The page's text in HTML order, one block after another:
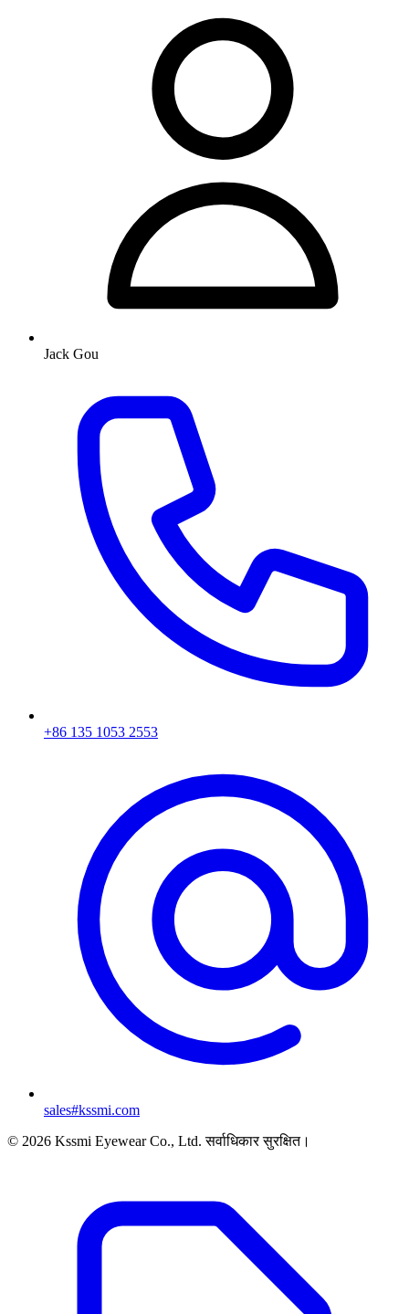
Jack Gou
+86 135 1053 2553
sales#kssmi.com
© 2026 Kssmi Eyewear Co., Ltd. सर्वाधिकार सुरक्षित।